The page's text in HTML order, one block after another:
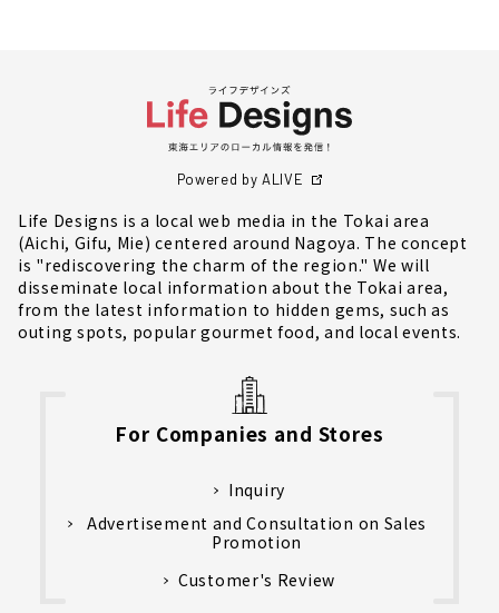
Powered by ALIVE
Life Designs is a local web media in the Tokai area
(Aichi, Gifu, Mie) centered around Nagoya. The concept
is "rediscovering the charm of the region." We will
disseminate local information about the Tokai area,
from the latest information to hidden gems, such as
outing spots, popular gourmet food, and local events.
For Companies and Stores
Inquiry
Advertisement and Consultation on Sales
Promotion
Customer's Review